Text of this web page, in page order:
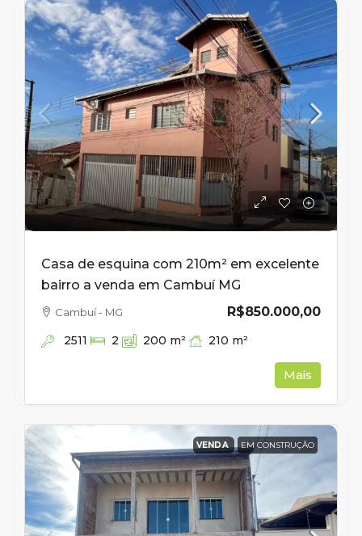
Casa de esquina com 210m² em excelente
bairro a venda em Cambuí MG
R$850.000,00
Cambuí - MG
2511 2 200 m² 210 m²
Mais
VENDA EM CONSTRUÇÃO